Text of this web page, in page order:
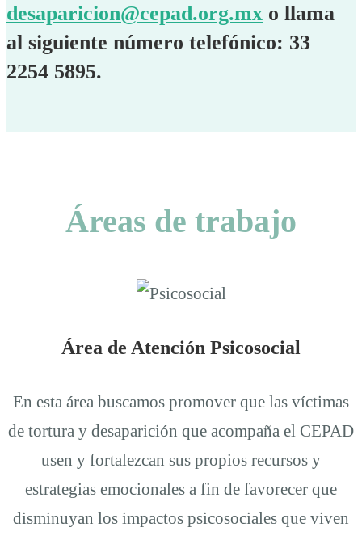
desaparicion@cepad.org.mx o llama
al siguiente número telefónico: 33
2254 5895⁩.
Áreas de trabajo
Área de Atención Psicosocial
En esta área buscamos promover que las víctimas
de tortura y desaparición que acompaña el CEPAD
usen y fortalezcan sus propios recursos y
estrategias emocionales a fin de favorecer que
disminuyan los impactos psicosociales que viven